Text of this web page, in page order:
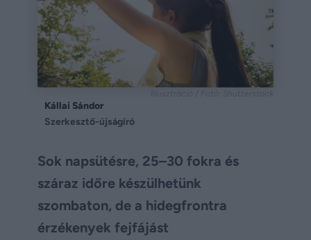
Kállai Sándor
Szerkesztő-újságíró
Sok napsütésre, 25–30 fokra és
száraz időre készülhetünk
szombaton, de a hidegfrontra
érzékenyek fejfájást